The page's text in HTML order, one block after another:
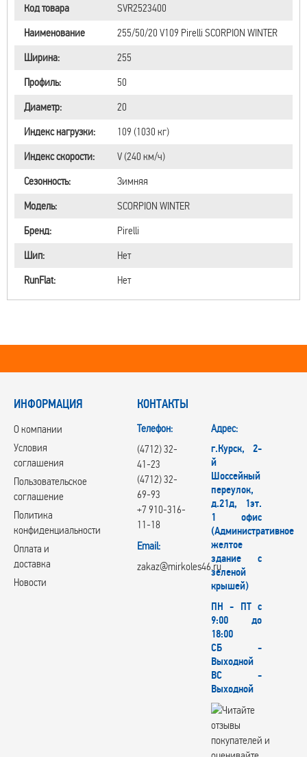
Код товара
SVR2523400
Наименование
255/50/20 V109 Pirelli SCORPION WINTER
Ширина:
255
Профиль:
50
Диаметр:
20
Индекс нагрузки:
109 (1030 кг)
Индекс скорости:
V (240 км/ч)
Сезонность:
Зимняя
Модель:
SCORPION WINTER
Бренд:
Pirelli
Шип:
Нет
RunFlat:
Нет
ИНФОРМАЦИЯ
О компании
Условия
соглашения
Пользовательское
соглашение
Политика
конфиденциальности
Оплата и
доставка
Новости
КОНТАКТЫ
Телефон:
(4712) 32-
41-23
(4712) 32-
69-93
+7 910-316-
11-18
Email:
zakaz@mirkoles46.ru
Адрес:
г.Курск, 2-
й
Шоссейный
переулок,
д.21д, 1эт.
1 офис
(Административное
желтое
здание с
зеленой
крышей)
ПН - ПТ с
9:00 до
18:00
СБ -
Выходной
ВС -
Выходной